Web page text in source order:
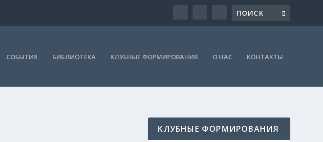
СОБЫТИЯ БИБЛИОТЕКА КЛУБНЫЕ ФОРМИРОВАНИЯ О НАС КОНТАКТЫ
КЛУБНЫЕ ФОРМИРОВАНИЯ